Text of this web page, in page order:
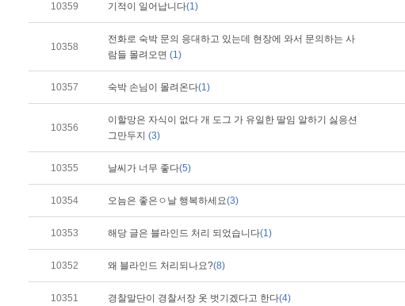
10359 기적이 일어납니다(1)
10358
전화로 숙박 문의 응대하고 있는데 현장에 와서 문의하는 사
람들 몰려오면 (1)
10357 숙박 손님이 몰려온다(1)
10356
이할망은 자식이 없다 개 도그 가 유일한 딸임 알하기 싫응션
그만두지 (3)
10355 날씨가 너무 좋다(5)
10354 오늠은 좋은ㅇ날 행복하세요(3)
10353 해당 글은 블라인드 처리 되었습니다(1)
10352 왜 블라인드 처리되나요?(8)
10351 경찰말단이 경찰서장 옷 벗기겠다고 한다(4)